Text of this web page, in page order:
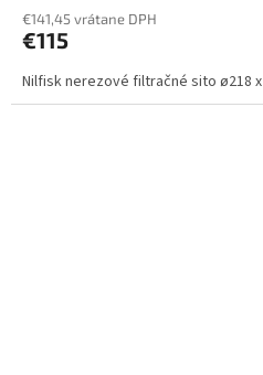
€141,45 vrátane DPH
€115
Nilfisk nerezové filtračné sito ø218 x